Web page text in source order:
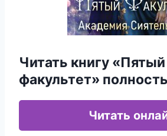
Читать книгу «Пятый
факультет»
Читать